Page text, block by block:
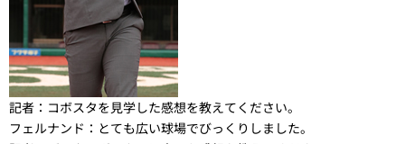
記者： コボスタを見学した感想を教えてください。
フェルナンド： とても広い球場でびっくりしました。